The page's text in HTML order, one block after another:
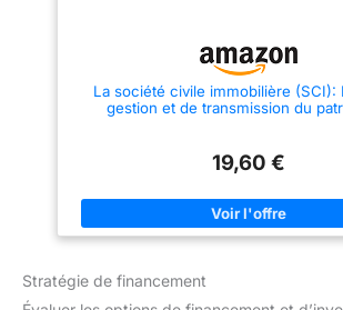
La société civile immobilière (SCI):
gestion et de transmission du
19,60 €
Stratégie de financement